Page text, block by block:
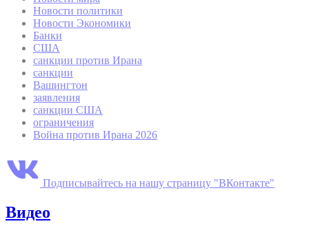
Новости политики
Новости Экономики
Банки
США
санкции против Ирана
санкции
Вашингтон
заявления
санкции США
ограничения
Война против Ирана 2026
Подписывайтесь на нашу страницу "ВКонтакте"
Видео